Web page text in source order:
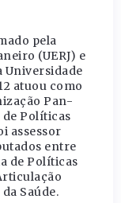
pela
(UERJ) e
Universidade
atuou como
Pan-
de Políticas
assessor
entre
de Políticas
Saúde.